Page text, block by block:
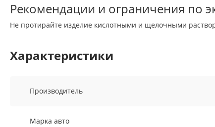
Рекомендации и ограничения по
Не протирайте изделие кислотными и щелочными
Характеристики
Производитель
Марка авто